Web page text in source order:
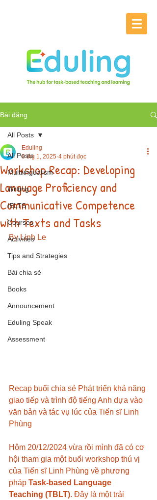
Bài đăng
All Posts
Multilingualism
Writing
IELTS
Courses
Activities
Tips and Strategies
Bài chia sẻ
Books
Announcement
Eduling Speak
Assessment
All Posts
Workshop Recap: Developing
Language Proficiency and
Communicative Competence
with Texts and Tasks
Eduling
8 thg 1, 2025 4 phút đọc
By Linh Le
Recap buổi chia sẻ Phát triển khả năng
giao tiếp và trình độ tiếng Anh dựa vào
văn bản và tác vụ lúc của Tiến sĩ Linh
Phùng
Hôm 20/12/2024 vừa rồi mình đã có cơ
hội tham gia một buổi workshop thú vị
của Tiến sĩ Linh Phùng về phương
pháp Task-based Language
Teaching (TBLT). Đây là một trải